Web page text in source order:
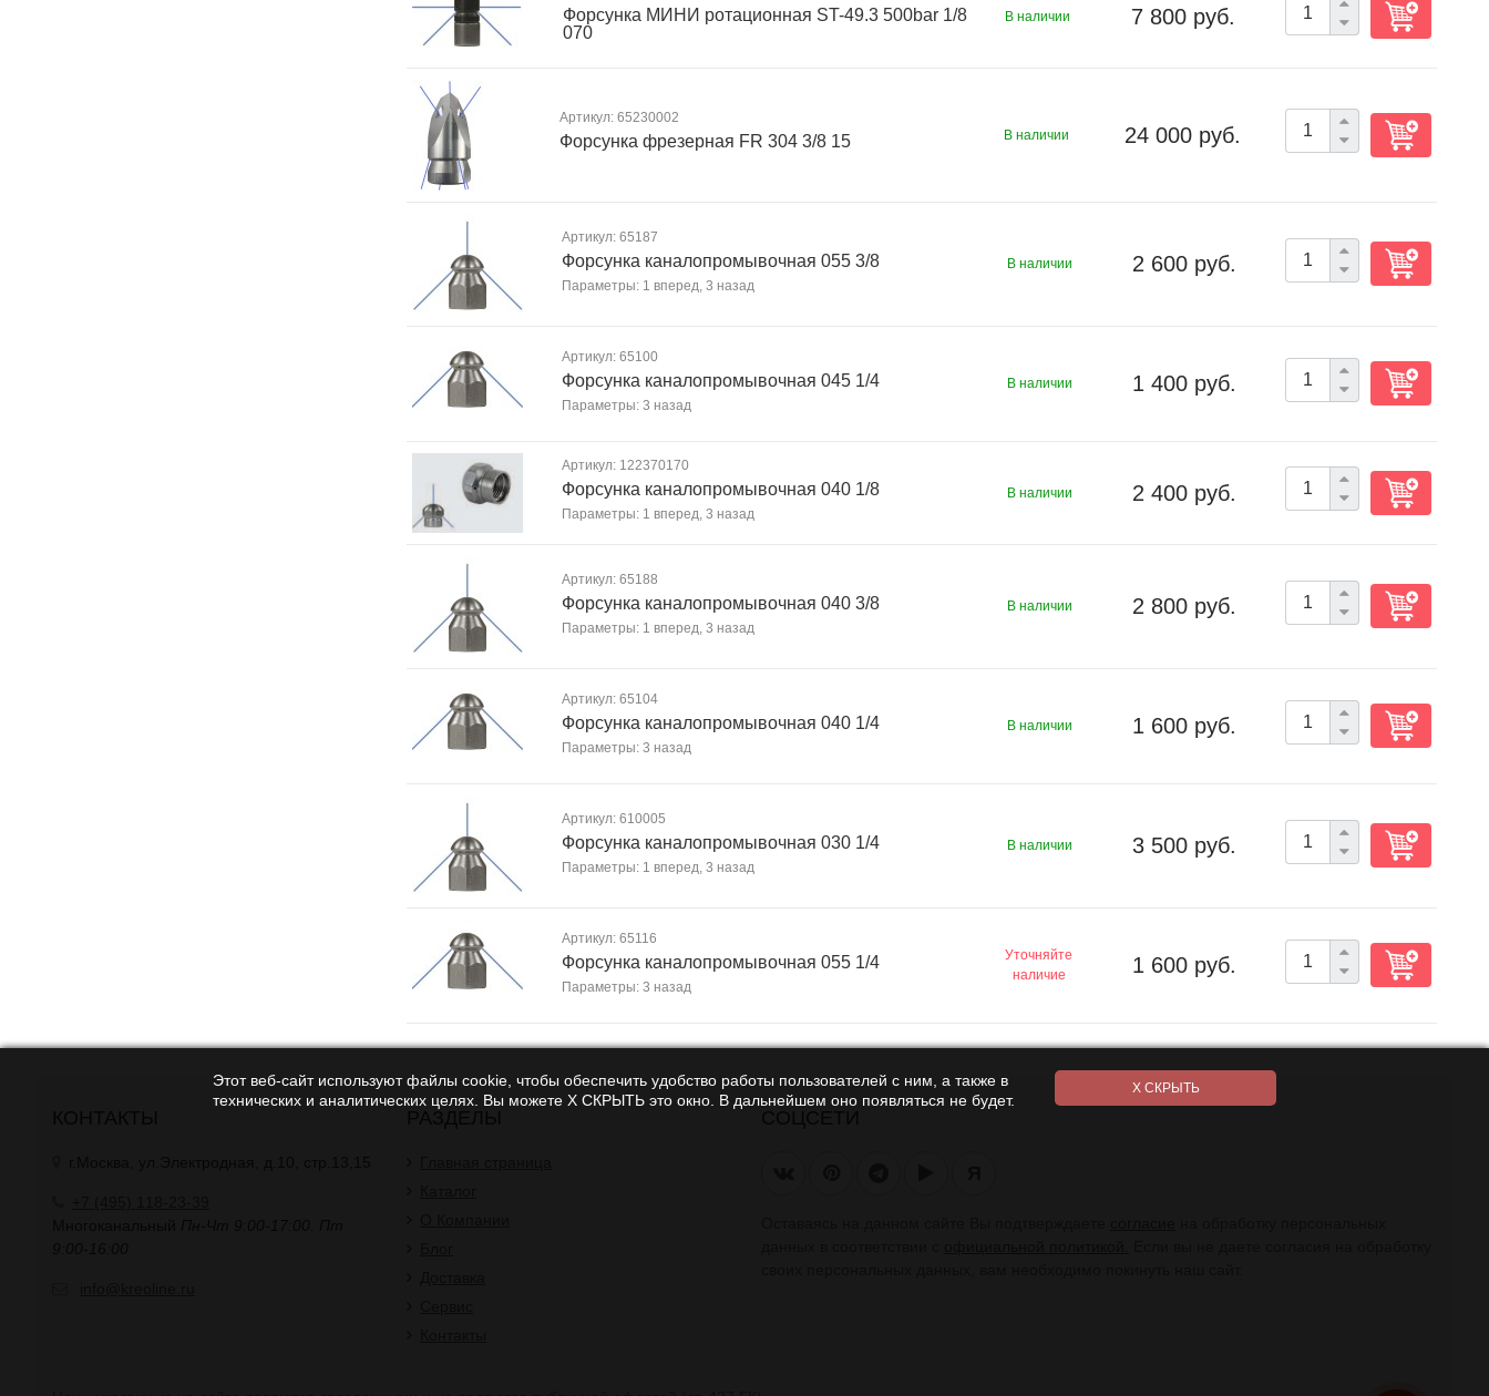
Форсунка МИНИ ротационная ST-49.3 500bar 1/8
070
В наличии 7 800 руб.
Артикул: 65230002
Форсунка фрезерная FR 304 3/8 15 В наличии 24 000 руб.
Артикул: 65187
Форсунка каналопромывочная 055 3/8
Параметры: 1 вперед, 3 назад
В наличии 2 600 руб.
Артикул: 65100
Форсунка каналопромывочная 045 1/4
Параметры: 3 назад
В наличии 1 400 руб.
Артикул: 122370170
Форсунка каналопромывочная 040 1/8
Параметры: 1 вперед, 3 назад
В наличии 2 400 руб.
Артикул: 65188
Форсунка каналопромывочная 040 3/8
Параметры: 1 вперед, 3 назад
В наличии 2 800 руб.
Артикул: 65104
Форсунка каналопромывочная 040 1/4
Параметры: 3 назад
В наличии 1 600 руб.
Артикул: 610005
Форсунка каналопромывочная 030 1/4
Параметры: 1 вперед, 3 назад
В наличии 3 500 руб.
Артикул: 65116
Форсунка каналопромывочная 055 1/4
Параметры: 3 назад
Уточняйте
наличие
1 600 руб.
Этот веб-сайт используют файлы cookie, чтобы обеспечить удобство работы пользователей с ним, а также в
технических и аналитических целях. Вы можете Х СКРЫТЬ это окно. В дальнейшем оно появляться не будет.